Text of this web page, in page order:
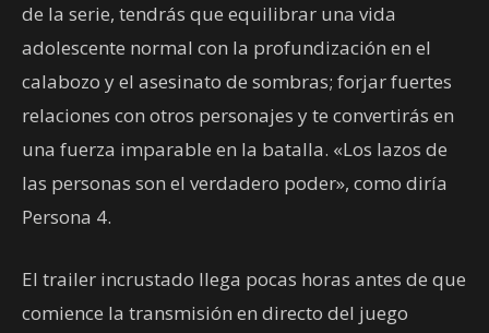
de la serie, tendrás que equilibrar una vida
adolescente normal con la profundización en el
calabozo y el asesinato de sombras; forjar fuertes
relaciones con otros personajes y te convertirás en
una fuerza imparable en la batalla. «Los lazos de
las personas son el verdadero poder», como diría
Persona 4.
El trailer incrustado llega pocas horas antes de que
comience la transmisión en directo del juego